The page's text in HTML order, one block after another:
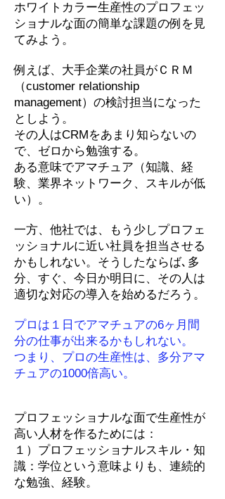
ホワイトカラー生産性のプロフェッ
ショナルな面の簡単な課題の例を見
てみよう。
例えば、大手企業の社員がＣＲＭ
（customer relationship
management）の検討担当になった
としよう。
その人はCRMをあまり知らないの
で、ゼロから勉強する。
ある意味でアマチュア（知識、経
験、業界ネットワーク、スキルが低
い）。
一方、他社では、もう少しプロフェ
ッショナルに近い社員を担当させる
かもしれない。そうしたならば､多
分、すぐ、今日か明日に、その人は
適切な対応の導入を始めるだろう。
プロは１日でアマチュアの6ヶ月間
分の仕事が出来るかもしれない。
つまり、プロの生産性は、多分アマ
チュアの1000倍高い。
プロフェッショナルな面で生産性が
高い人材を作るためには：
１）プロフェッショナルスキル・知
識：学位という意味よりも、連続的
な勉強、経験。